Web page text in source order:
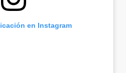
en Instagram